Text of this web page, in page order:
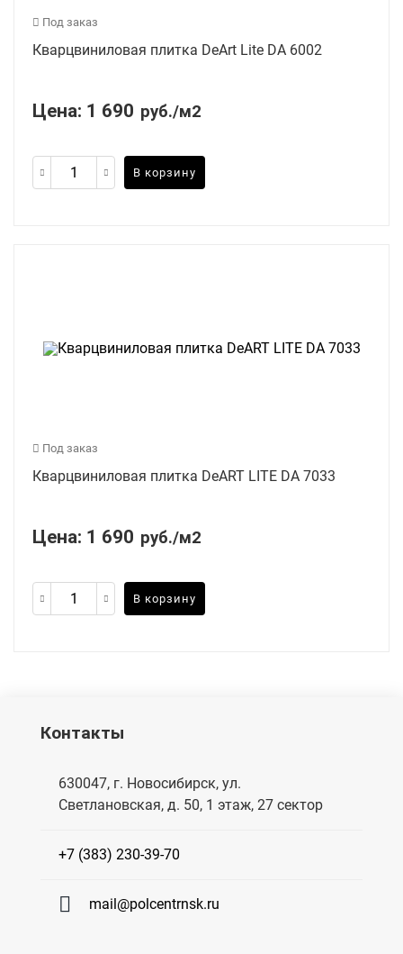
Под заказ
Кварцвиниловая плитка DeArt Lite DA 6002
Цена: 1 690 руб./м2
В корзину
Под заказ
Кварцвиниловая плитка DeART LITE DA 7033
Цена: 1 690 руб./м2
В корзину
Контакты
630047, г. Новосибирск, ул.
Светлановская, д. 50, 1 этаж, 27 сектор
+7 (383) 230-39-70
mail@polcentrnsk.ru